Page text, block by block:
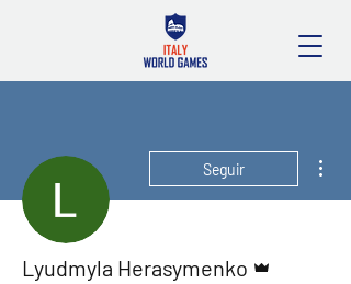
Seguir
Lyudmyla Herasymenko